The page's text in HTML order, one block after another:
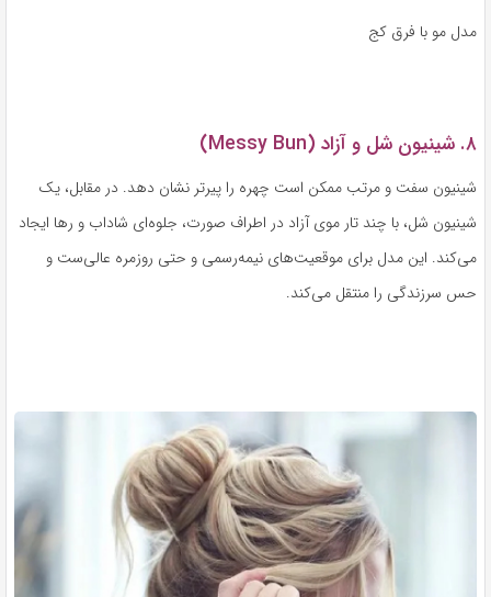
مدل مو با فرق کج
۸. شینیون شل و آزاد (Messy Bun)
شینیون سفت و مرتب ممکن است چهره را پیرتر نشان دهد. در مقابل، یک
شینیون شل، با چند تار موی آزاد در اطراف صورت، جلوه‌ای شاداب و رها ایجاد
می‌کند. این مدل برای موقعیت‌های نیمه‌رسمی و حتی روزمره عالی‌ست و
حس سرزندگی را منتقل می‌کند.